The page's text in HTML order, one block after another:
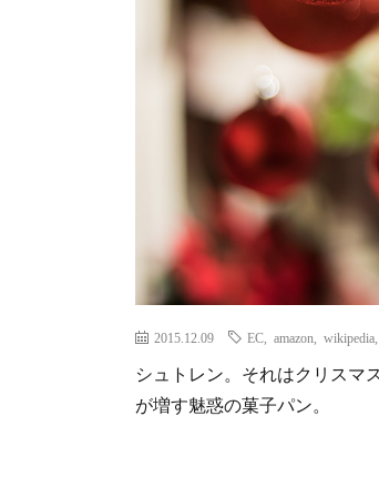
2015.12.09 EC amazon wikipedia
シュトレン。それはクリスマ
が増す魅惑の菓子パン。